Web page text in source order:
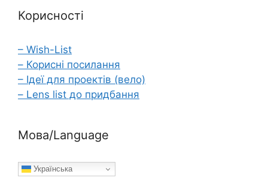
Корисності
– Wish-List
– Корисні посилання
– Ідеї для проектів (вело)
– Lens list до придбання
Мова/Language
Українська